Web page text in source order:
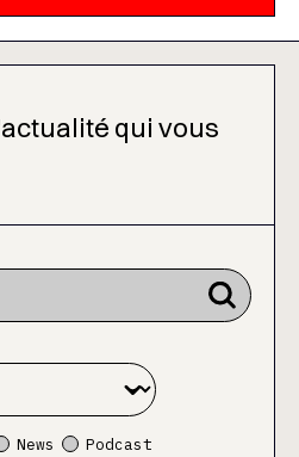
qui vous
News
Podcast